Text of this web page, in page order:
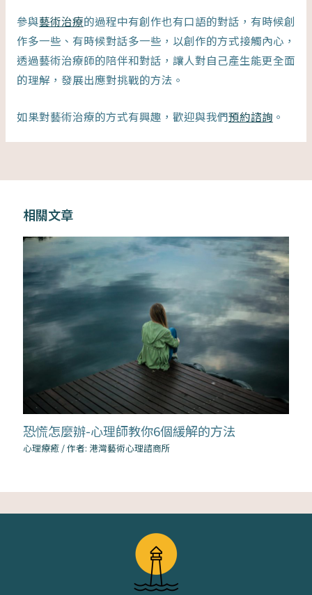
參與藝術治療的過程中有創作也有口語的對話，有時候創
作多一些、有時候對話多一些，以創作的方式接觸內心，
透過藝術治療師的陪伴和對話，讓人對自己產生能更全面
的理解，發展出應對挑戰的方法。
如果對藝術治療的方式有興趣，歡迎與我們預約諮詢 。
相關文章
恐慌怎麼辦-心理師教你6個緩解的方法
心理療癒 / 作者: 港灣藝術心理諮商所